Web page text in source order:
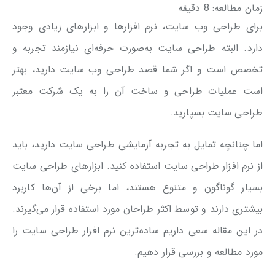
زمان مطالعه: 8 دقیقه
برای طراحی وب سایت، نرم افزارها و ابزارهای زیادی وجود
دارد. البته طراحی سایت به‌صورت حرفه‌ای نیازمند تجربه و
تخصص است و اگر شما قصد طراحی وب سایت دارید، بهتر
است عملیات طراحی و ساخت آن را به یک شرکت معتبر
طراحی سایت بسپارید.
اما چنانچه تمایل به تجربه آزمایشی طراحی سایت دارید، باید
از نرم افزار طراحی سایت استفاده کنید. ابزارهای طراحی سایت
بسیار گوناگون و متنوع هستند، اما برخی از آن‌ها کاربرد
بیشتری دارند و توسط اکثر طراحان مورد استفاده قرار می‌گیرند.
در این مقاله سعی داریم ساده‌ترین نرم افزار طراحی سایت را
مورد مطالعه و بررسی قرار دهیم.